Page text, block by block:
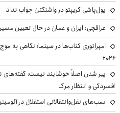
پول‌پاشی کریپتو در واشنگتن جواب نداد
عراقچی: ایران و عمان در حال تعیین
امپراتوری کتاب‌ها در سینما؛ نگاهی به
۲۰۲۶
پیر شدن اصلاً خوشایند نیست؛ گفته‌های
افسردگی و انتظار مرگ
بمب‌های نقل‌وانتقالاتی استقلال در